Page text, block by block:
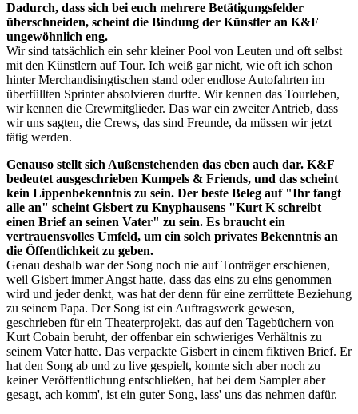
Dadurch, dass sich bei euch mehrere Betätigungsfelder
überschneiden, scheint die Bindung der Künstler an K&F
ungewöhnlich eng.
Wir sind tatsächlich ein sehr kleiner Pool von Leuten und oft selbst
mit den Künstlern auf Tour. Ich weiß gar nicht, wie oft ich schon
hinter Merchandisingtischen stand oder endlose Autofahrten im
überfüllten Sprinter absolvieren durfte. Wir kennen das Tourleben,
wir kennen die Crewmitglieder. Das war ein zweiter Antrieb, dass
wir uns sagten, die Crews, das sind Freunde, da müssen wir jetzt
tätig werden.
Genauso stellt sich Außenstehenden das eben auch dar. K&F
bedeutet ausgeschrieben Kumpels & Friends, und das scheint
kein Lippenbekenntnis zu sein. Der beste Beleg auf "Ihr fangt
alle an" scheint Gisbert zu Knyphausens "Kurt K schreibt
einen Brief an seinen Vater" zu sein. Es braucht ein
vertrauensvolles Umfeld, um ein solch privates Bekenntnis an
die Öffentlichkeit zu geben.
Genau deshalb war der Song noch nie auf Tonträger erschienen,
weil Gisbert immer Angst hatte, dass das eins zu eins genommen
wird und jeder denkt, was hat der denn für eine zerrüttete Beziehung
zu seinem Papa. Der Song ist ein Auftragswerk gewesen,
geschrieben für ein Theaterprojekt, das auf den Tagebüchern von
Kurt Cobain beruht, der offenbar ein schwieriges Verhältnis zu
seinem Vater hatte. Das verpackte Gisbert in einem fiktiven Brief. Er
hat den Song ab und zu live gespielt, konnte sich aber noch zu
keiner Veröffentlichung entschließen, hat bei dem Sampler aber
gesagt, ach komm', ist ein guter Song, lass' uns das nehmen dafür.